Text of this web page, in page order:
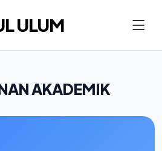
ULUM
AKADEMIK